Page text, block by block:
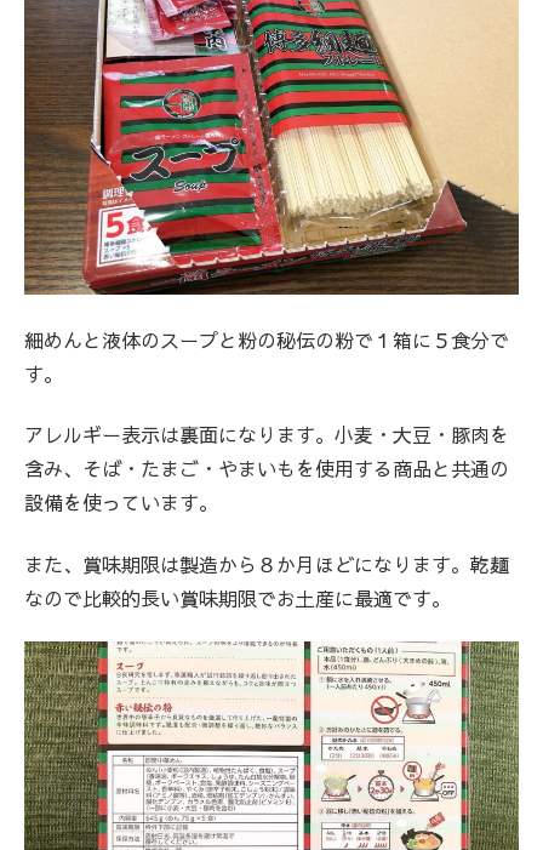
細めんと液体のスープと粉の秘伝の粉で１箱に５食分で
す。
アレルギー表示は裏面になります。小麦・大豆・豚肉を
含み、そば・たまご・やまいもを使用する商品と共通の
設備を使っています。
また、賞味期限は製造から８か月ほどになります。乾麺
なので比較的長い賞味期限でお土産に最適です。